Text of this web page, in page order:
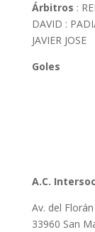
Árbitros :
DAVID :
JAVIER JOSE
Goles
A.C.
Av. del Florán
33960 San